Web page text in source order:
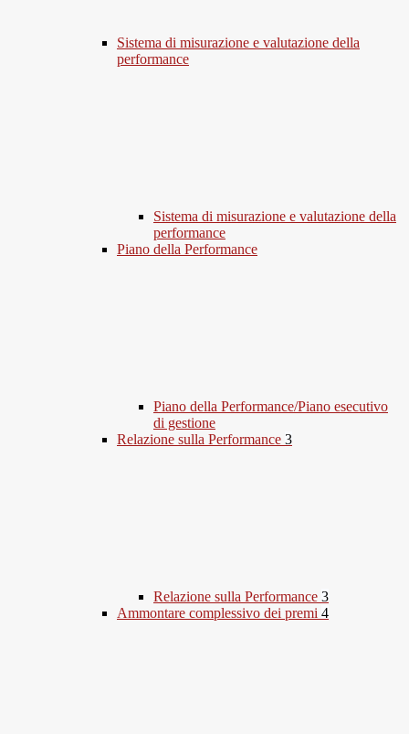
Sistema di misurazione e valutazione della
performance
Sistema di misurazione e valutazione della
performance
Piano della Performance
Piano della Performance/Piano esecutivo
di gestione
Relazione sulla Performance 3
Relazione sulla Performance 3
Ammontare complessivo dei premi 4